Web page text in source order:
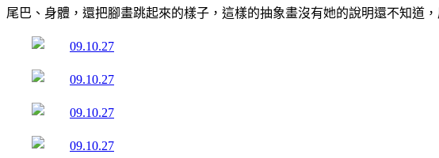
尾巴、身體，還把腳畫跳起來的樣子，這樣的抽象畫沒有她的說明還不知道